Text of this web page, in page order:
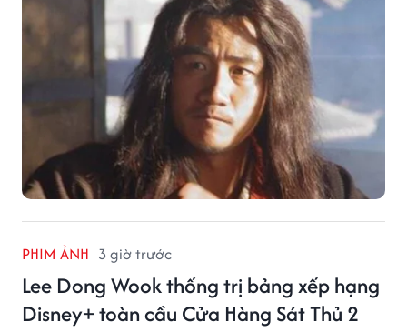
PHIM ẢNH 3 giờ trước
Lee Dong Wook thống trị bảng xếp hạng
Disney+ toàn cầu Cửa Hàng Sát Thủ 2